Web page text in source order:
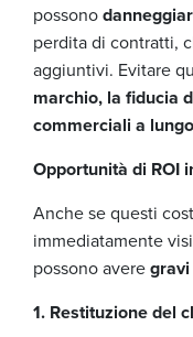
possono
perdita di contratti,
aggiuntivi. Evitare
marchio, la fiducia
commerciali a
Opportunità di ROI
Anche se questi
immediatamente
possono avere
1. Restituzione del